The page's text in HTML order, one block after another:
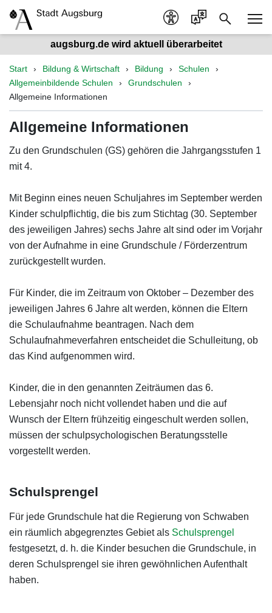
augsburg.de wird aktuell überarbeitet
Start Bildung & Wirtschaft Bildung
Schulen
Allgemeinbildende Schulen
Grundschulen
Allgemeine Informationen
Allgemeine Informationen
Zu den Grundschulen (GS) gehören die Jahrgangsstufen 1
mit 4.
Mit Beginn eines neuen Schuljahres im September werden
Kinder schulpflichtig, die bis zum Stichtag (30. September
des jeweiligen Jahres) sechs Jahre alt sind oder im Vorjahr
von der Aufnahme in eine Grundschule / Förderzentrum
zurückgestellt wurden.
Für Kinder, die im Zeitraum von Oktober – Dezember des
jeweiligen Jahres 6 Jahre alt werden, können die Eltern
die Schulaufnahme beantragen. Nach dem
Schulaufnahmeverfahren entscheidet die Schulleitung, ob
das Kind aufgenommen wird.
Kinder, die in den genannten Zeiträumen das 6.
Lebensjahr noch nicht vollendet haben und die auf
Wunsch der Eltern frühzeitig eingeschult werden sollen,
müssen der schulpsychologischen Beratungsstelle
vorgestellt werden.
Schulsprengel
Für jede Grundschule hat die Regierung von Schwaben
ein räumlich abgegrenztes Gebiet als Schulsprengel
festgesetzt, d. h. die Kinder besuchen die Grundschule, in
deren Schulsprengel sie ihren gewöhnlichen Aufenthalt
haben.